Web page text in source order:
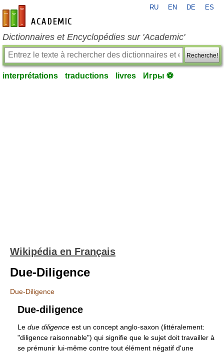
fr-academic.com
RU EN DE ES
Dictionnaires et Encyclopédies sur 'Academic'
Recherche!
interprétations traductions livres Игры ⚽
Wikipédia en Français
Due-Diligence
Due-Diligence
Due-diligence
Le due diligence est un concept anglo-saxon (littéralement:
"diligence raisonnable") qui signifie que le sujet doit travailler à
se prémunir lui-même contre tout élément négatif d'une